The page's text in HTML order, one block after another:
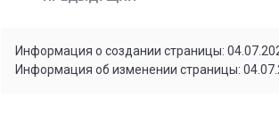
Информация о создании страницы:
Информация об изменении страницы: